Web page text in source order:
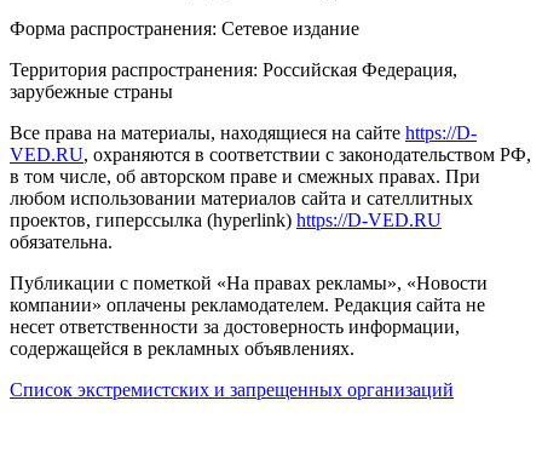
Форма распространения: Сетевое издание
Территория распространения: Российская Федерация,
зарубежные страны
Все права на материалы, находящиеся на сайте https://D-
VED.RU, охраняются в соответствии с законодательством РФ,
в том числе, об авторском праве и смежных правах. При
любом использовании материалов сайта и сателлитных
проектов, гиперссылка (hyperlink) https://D-VED.RU
обязательна.
Публикации с пометкой «На правах рекламы», «Новости
компании» оплачены рекламодателем. Редакция сайта не
несет ответственности за достоверность информации,
содержащейся в рекламных объявлениях.
Список экстремистских и запрещенных организаций